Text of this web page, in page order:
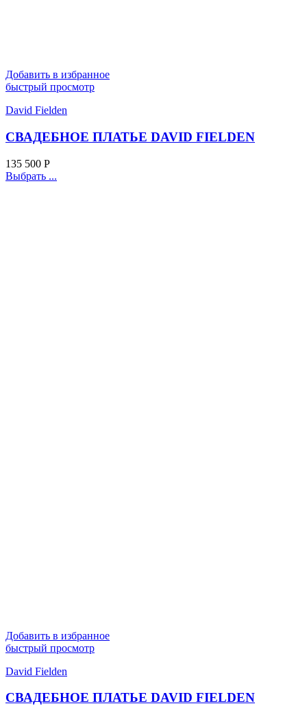
Добавить в избранное
быстрый просмотр
David Fielden
СВАДЕБНОЕ ПЛАТЬЕ DAVID FIELDEN
135 500 Р
Выбрать ...
Добавить в избранное
быстрый просмотр
David Fielden
СВАДЕБНОЕ ПЛАТЬЕ DAVID FIELDEN